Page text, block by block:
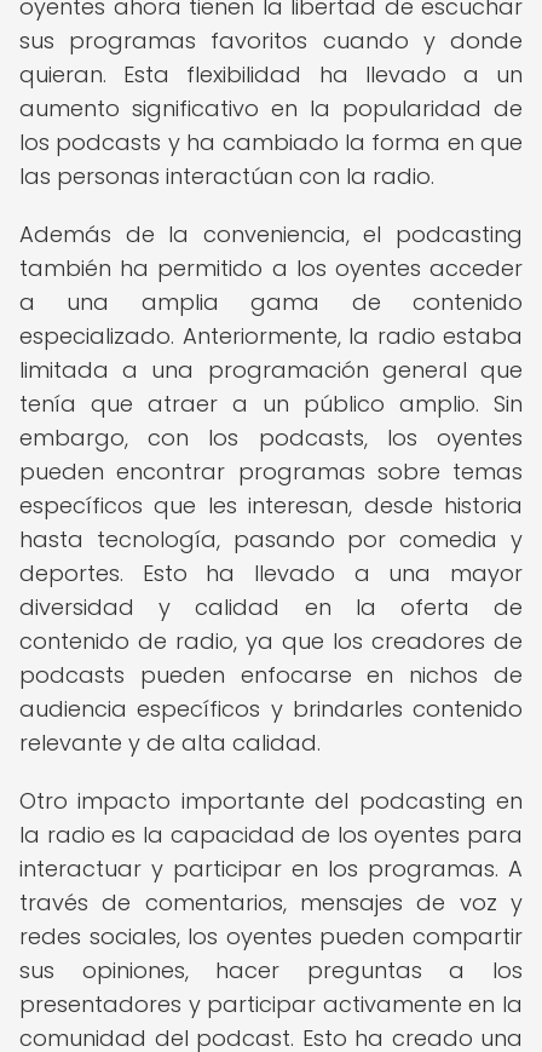
oyentes ahora tienen la libertad de escuchar
sus programas favoritos cuando y donde
quieran. Esta flexibilidad ha llevado a un
aumento significativo en la popularidad de
los podcasts y ha cambiado la forma en que
las personas interactúan con la radio.
Además de la conveniencia, el podcasting
también ha permitido a los oyentes acceder
a una amplia gama de contenido
especializado. Anteriormente, la radio estaba
limitada a una programación general que
tenía que atraer a un público amplio. Sin
embargo, con los podcasts, los oyentes
pueden encontrar programas sobre temas
específicos que les interesan, desde historia
hasta tecnología, pasando por comedia y
deportes. Esto ha llevado a una mayor
diversidad y calidad en la oferta de
contenido de radio, ya que los creadores de
podcasts pueden enfocarse en nichos de
audiencia específicos y brindarles contenido
relevante y de alta calidad.
Otro impacto importante del podcasting en
la radio es la capacidad de los oyentes para
interactuar y participar en los programas. A
través de comentarios, mensajes de voz y
redes sociales, los oyentes pueden compartir
sus opiniones, hacer preguntas a los
presentadores y participar activamente en la
comunidad del podcast. Esto ha creado una